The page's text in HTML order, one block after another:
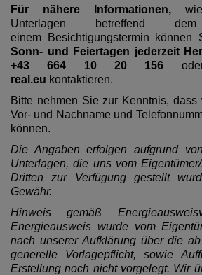
Für nähere Informationen,
Unterlagen betreffend
einem Besichtigungstermin können
Sonn- und Feiertagen jederzeit
+43 664 10 20 156
real.eu kontaktieren.
Bitte nehmen Sie zur Kenntnis, dass
Vor- und Nachname und
können.
Die Angaben erfolgen aufgrund
Unterlagen, die uns vom
Dritten zur Verfügung gestellt
Gewähr.
Hinweis gemäß
Energieausweis wurde vom
nach unserer Aufklärung über die
generelle Vorlagepflicht, sowie
Erstellung noch nicht vorgelegt. Wir